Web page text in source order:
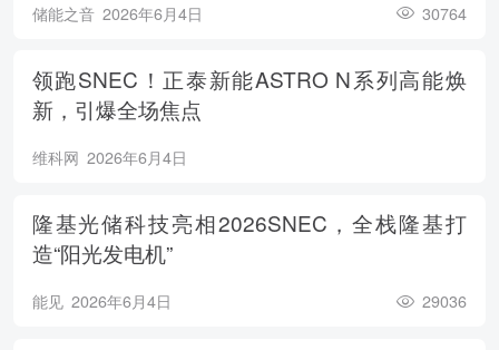
储能之音 2026年6月4日 30764
领跑SNEC！正泰新能ASTRO N系列高能焕
新，引爆全场焦点
维科网 2026年6月4日
隆基光储科技亮相2026SNEC，全栈隆基打
造“阳光发电机”
能见 2026年6月4日 29036